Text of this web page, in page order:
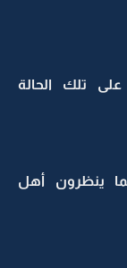
تلك الحالة
ينظرون أهل